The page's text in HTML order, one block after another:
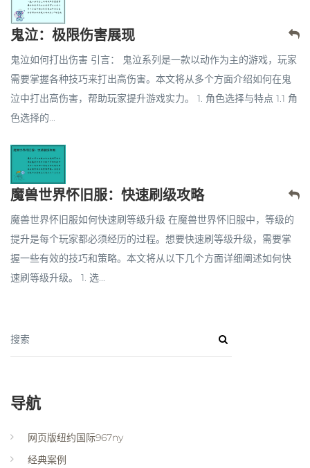
鬼泣：极限伤害展现
鬼泣如何打出伤害 引言： 鬼泣系列是一款以动作为主的游戏，玩家
需要掌握各种技巧来打出高伤害。本文将从多个方面介绍如何在鬼
泣中打出高伤害，帮助玩家提升游戏实力。 1. 角色选择与特点 1.1 角
色选择的...
魔兽世界怀旧服：快速刷级攻略
魔兽世界怀旧服如何快速刷等级升级 在魔兽世界怀旧服中，等级的
提升是每个玩家都必须经历的过程。想要快速刷等级升级，需要掌
握一些有效的技巧和策略。本文将从以下几个方面详细阐述如何快
速刷等级升级。 1. 选...
搜索
导航
网页版纽约国际967ny
经典案例